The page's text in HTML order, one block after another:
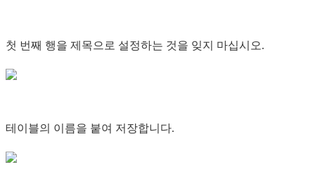
첫 번째 행을 제목으로 설정하는 것을 잊지 마십시오.
테이블의 이름을 붙여 저장합니다.